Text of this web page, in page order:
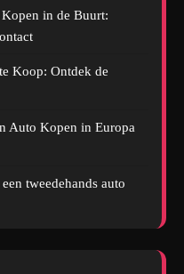
in de Buurt:
Koop: Ontdek de
Auto Kopen in Europa
tweedehands auto